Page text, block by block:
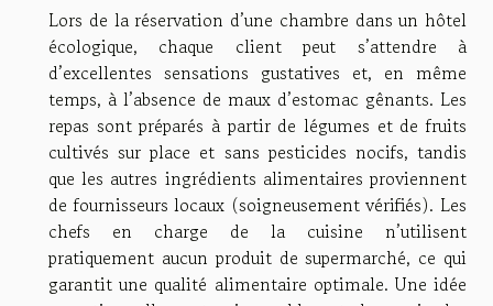
Lors de la réservation d’une chambre dans un hôtel
écologique, chaque client peut s’attendre à
d’excellentes sensations gustatives et, en même
temps, à l’absence de maux d’estomac gênants. Les
repas sont préparés à partir de légumes et de fruits
cultivés sur place et sans pesticides nocifs, tandis
que les autres ingrédients alimentaires proviennent
de fournisseurs locaux (soigneusement vérifiés). Les
chefs en charge de la cuisine n’utilisent
pratiquement aucun produit de supermarché, ce qui
garantit une qualité alimentaire optimale. Une idée